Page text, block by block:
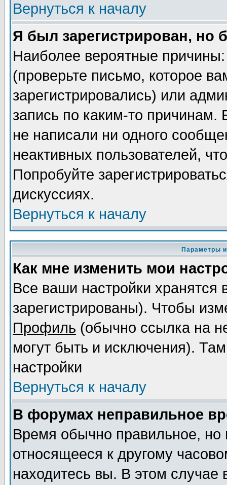
Вернуться к началу
Я был зарегистрирован, но
Наиболее вероятные
(проверьте письмо, которое
зарегистрировались) или
запись по каким-то
не написали ни одного
неактивных пользователей,
Попробуйте
дискуссиях.
Вернуться к началу
Параметры
Как мне изменить мои
Все ваши настройки
зарегистрированы). Чтобы
Профиль (обычно ссылка на
могут быть и исключения).
настройки
Вернуться к началу
В форумах неправильное
Время обычно правильное,
относящееся к другому
находитесь вы. В этом